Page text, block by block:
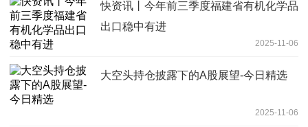
快资讯丨今年前三季度福建省有机化学品
出口稳中有进
2025-11-06
大空头持仓披露下的A股展望-今日精选
2025-11-06